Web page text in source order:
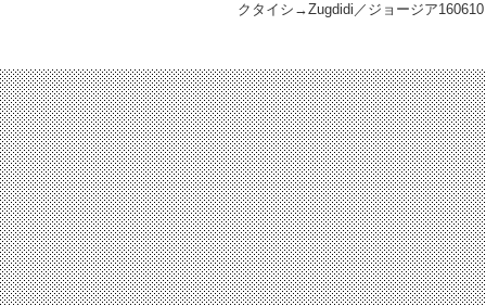
クタイシ→Zugdidi／ジョージア160610